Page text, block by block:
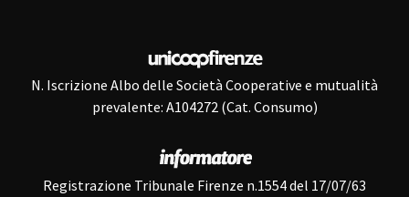
N. Iscrizione Albo delle Società Cooperative e mutualità
prevalente: A104272 (Cat. Consumo)
Registrazione Tribunale Firenze n.1554 del 17/07/63